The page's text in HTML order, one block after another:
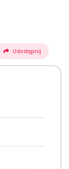
Udostępnij